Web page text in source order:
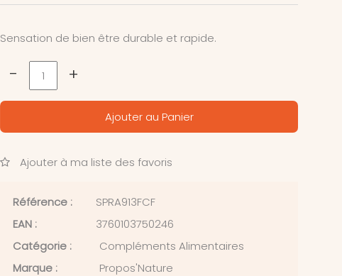
Sensation de bien être durable et rapide.
- +
Ajouter au Panier
Ajouter à ma liste des favoris
Référence :
SPRA913FCF
EAN :
3760103750246
Catégorie :
Compléments Alimentaires
Marque :
Propos'Nature